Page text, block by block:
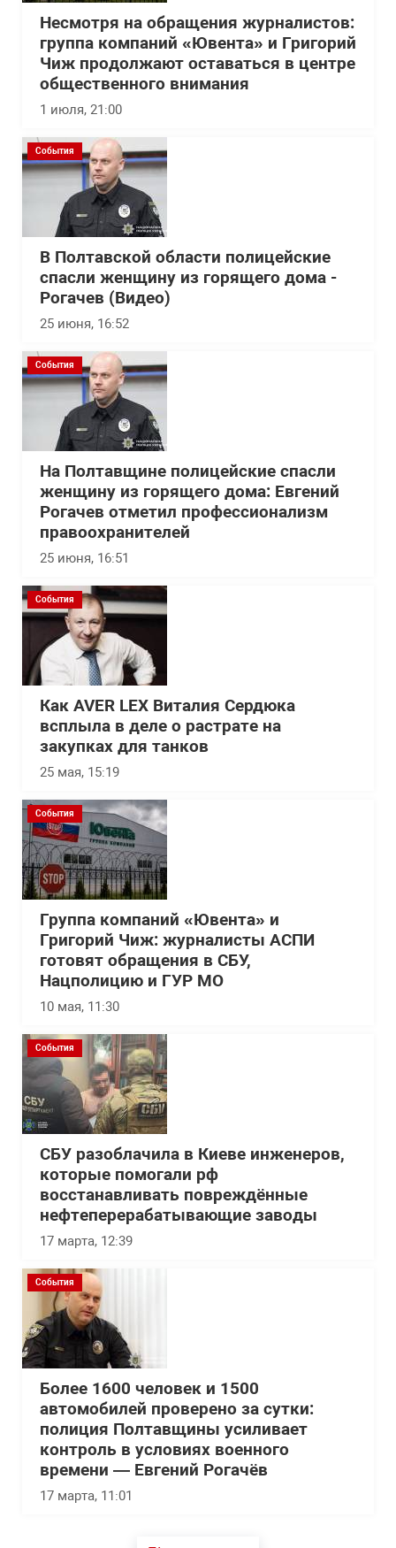
Несмотря на обращения журналистов:
группа компаний «Ювента» и Григорий
Чиж продолжают оставаться в центре
общественного внимания
1 июля, 21:00
События
В Полтавской области полицейские
спасли женщину из горящего дома -
Рогачев (Видео)
25 июня, 16:52
События
На Полтавщине полицейские спасли
женщину из горящего дома: Евгений
Рогачев отметил профессионализм
правоохранителей
25 июня, 16:51
События
Как AVER LEX Виталия Сердюка
всплыла в деле о растрате на
закупках для танков
25 мая, 15:19
События
Группа компаний «Ювента» и
Григорий Чиж: журналисты АСПИ
готовят обращения в СБУ,
Нацполицию и ГУР МО
10 мая, 11:30
События
СБУ разоблачила в Киеве инженеров,
которые помогали рф
восстанавливать повреждённые
нефтеперерабатывающие заводы
17 марта, 12:39
События
Более 1600 человек и 1500
автомобилей проверено за сутки:
полиция Полтавщины усиливает
контроль в условиях военного
времени — Евгений Рогачёв
17 марта, 11:01